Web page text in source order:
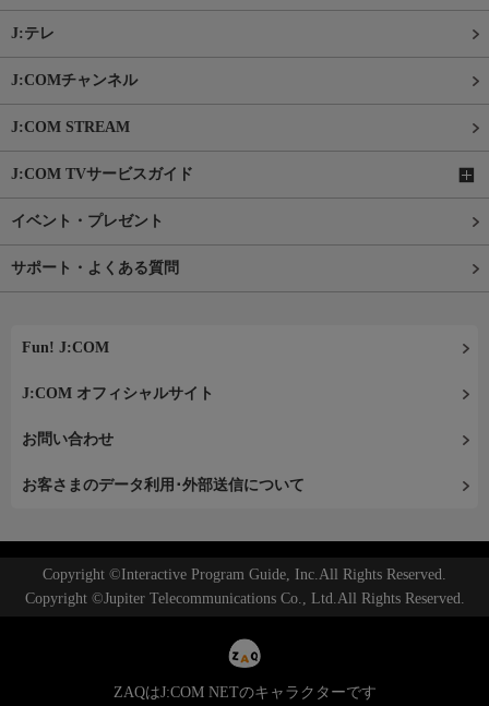
J:テレ
J:COMチャンネル
J:COM STREAM
J:COM TVサービスガイド
イベント・プレゼント
サポート・よくある質問
Fun! J:COM
J:COM オフィシャルサイト
お問い合わせ
お客さまのデータ利用･外部送信について
Copyright ©Interactive Program Guide, Inc.All Rights Reserved.
Copyright ©Jupiter Telecommunications Co., Ltd.All Rights Reserved.
ZAQはJ:COM NETのキャラクターです